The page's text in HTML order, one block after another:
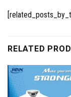
RELATED